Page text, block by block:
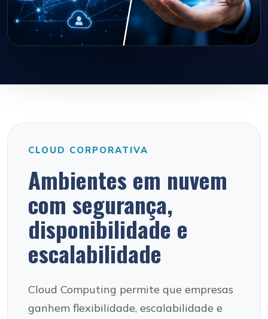
CLOUD CORPORATIVA
Ambientes em nuvem
com segurança,
disponibilidade e
escalabilidade
Cloud Computing permite que empresas
ganhem flexibilidade, escalabilidade e